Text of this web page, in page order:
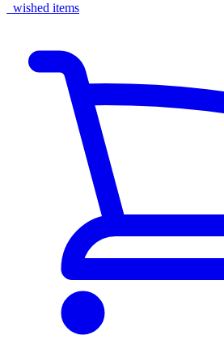
wished items